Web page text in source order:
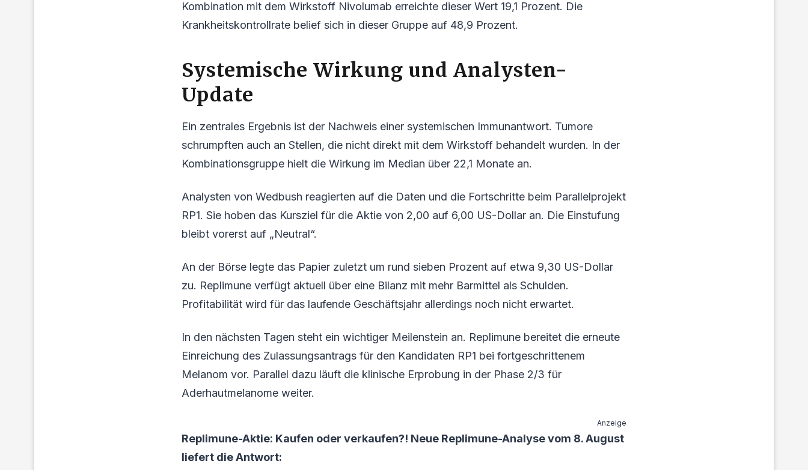
Kombination mit dem Wirkstoff Nivolumab erreichte dieser Wert 19,1 Prozent. Die
Krankheitskontrollrate belief sich in dieser Gruppe auf 48,9 Prozent.
Systemische Wirkung und Analysten-
Update
Ein zentrales Ergebnis ist der Nachweis einer systemischen Immunantwort. Tumore
schrumpften auch an Stellen, die nicht direkt mit dem Wirkstoff behandelt wurden. In der
Kombinationsgruppe hielt die Wirkung im Median über 22,1 Monate an.
Analysten von Wedbush reagierten auf die Daten und die Fortschritte beim Parallelprojekt
RP1. Sie hoben das Kursziel für die Aktie von 2,00 auf 6,00 US-Dollar an. Die Einstufung
bleibt vorerst auf „Neutral“.
An der Börse legte das Papier zuletzt um rund sieben Prozent auf etwa 9,30 US-Dollar
zu. Replimune verfügt aktuell über eine Bilanz mit mehr Barmittel als Schulden.
Profitabilität wird für das laufende Geschäftsjahr allerdings noch nicht erwartet.
In den nächsten Tagen steht ein wichtiger Meilenstein an. Replimune bereitet die erneute
Einreichung des Zulassungsantrags für den Kandidaten RP1 bei fortgeschrittenem
Melanom vor. Parallel dazu läuft die klinische Erprobung in der Phase 2/3 für
Aderhautmelanome weiter.
Anzeige
Replimune-Aktie: Kaufen oder verkaufen?! Neue Replimune-Analyse vom 8. August
liefert die Antwort: